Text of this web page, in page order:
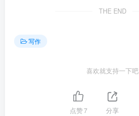
THE END
写作
喜欢就支持一下吧
点赞7 分享